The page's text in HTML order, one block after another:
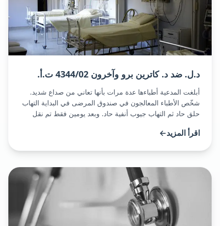
د.ل. ضد د. كاترين برو وآخرون 4344/02 ت.أ.
أبلغت المدعية أطباءها عدة مرات بأنها تعاني من صداع شديد.
شخّص الأطباء المعالجون في صندوق المرضى في البداية التهاب
حلق حاد ثم التهاب جيوب أنفية حاد. وبعد يومين فقط تم نقل
بنزيف في تجويف الدماغ بسبب أم دم دماغية. السيدة ل. التي
اقرأ المزيد←